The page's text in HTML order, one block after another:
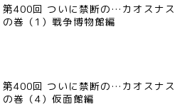
第400回 ついに禁断の…カオスナス
の巻（1）戦争博物館編
第400回 ついに禁断の…カオスナス
の巻（4）仮面館編